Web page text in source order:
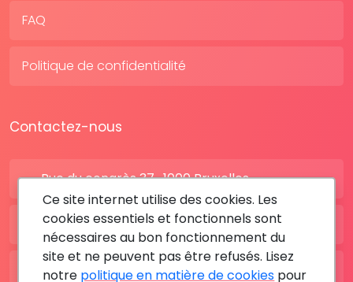
FAQ
Politique de confidentialité
Contactez-nous
Rue du congrès 37 , 1000 Bruxelles
BE: +32 28080227
FR: +33 183642895
Ce site internet utilise des cookies. Les
cookies essentiels et fonctionnels sont
nécessaires au bon fonctionnement du
site et ne peuvent pas être refusés. Lisez
notre politique en matière de cookies pour